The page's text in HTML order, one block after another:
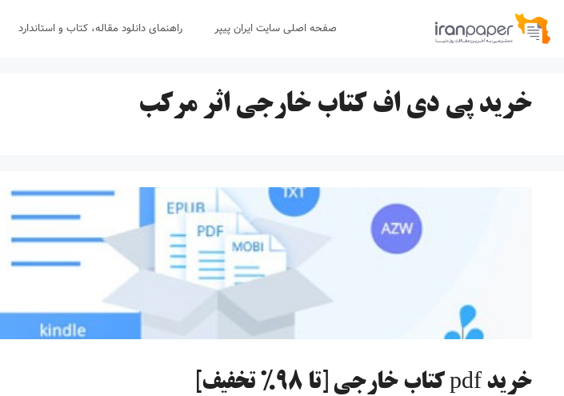
پرش
صفحه اصلی سایت ایران پیپر راهنمای دانلود مقاله، کتاب و استاندارد
خرید پی دی اف کتاب خارجی اثر مرکب
خرید pdf کتاب خارجی [تا 98% تخفیف]